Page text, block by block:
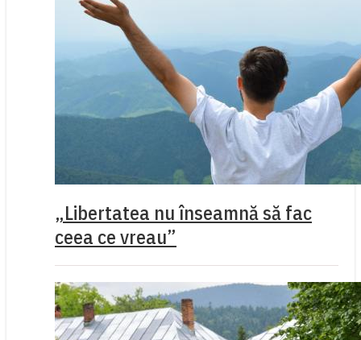
„Libertatea nu înseamnă să fac
ceea ce vreau”